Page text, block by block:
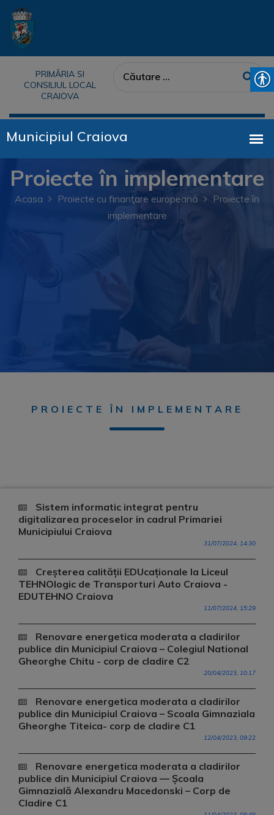
PRIMĂRIA SI
CONSILIUL LOCAL
CRAIOVA
Proiecte în implementare
Acasa Proiecte cu finanţare europeană
Proiecte în
implementare
PROIECTE ÎN IMPLEMENTARE
Sistem informatic integrat pentru
digitalizarea proceselor in cadrul Primariei
Municipiului Craiova
31/07/2024, 14:30
Creșterea calității EDUcaționale la Liceul
TEHNOlogic de Transporturi Auto Craiova -
EDUTEHNO Craiova
11/07/2024, 15:29
Renovare energetica moderata a cladirilor
publice din Municipiul Craiova – Colegiul National
Gheorghe Chitu - corp de cladire C2
20/04/2023, 10:17
Renovare energetica moderata a cladirilor
publice din Municipiul Craiova – Scoala Gimnaziala
Gheorghe Titeica- corp de cladire C1
12/04/2023, 09:22
Renovare energetica moderata a cladirilor
publice din Municipiul Craiova –– Școala
Gimnazială Alexandru Macedonski – Corp de
Cladire C1